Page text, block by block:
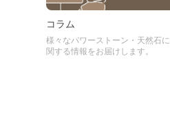
コラム
様々なパワーストーン・天然石に
関する情報をお届けします。